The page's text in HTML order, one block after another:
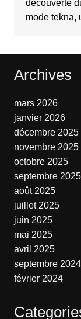
découverte
mode tekna,
Archives
mars 2026
janvier 2026
décembre 2025
novembre 2025
octobre 2025
septembre 2025
août 2025
juillet 2025
juin 2025
mai 2025
avril 2025
septembre 2024
février 2024